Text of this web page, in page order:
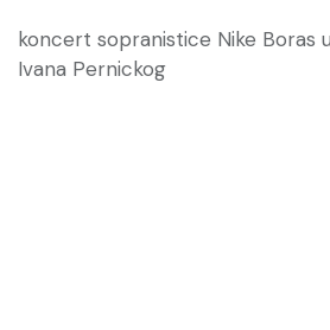
koncert sopranistice Nike Boras
Ivana Pernickog